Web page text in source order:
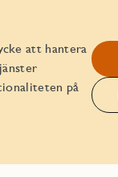
att hantera
på